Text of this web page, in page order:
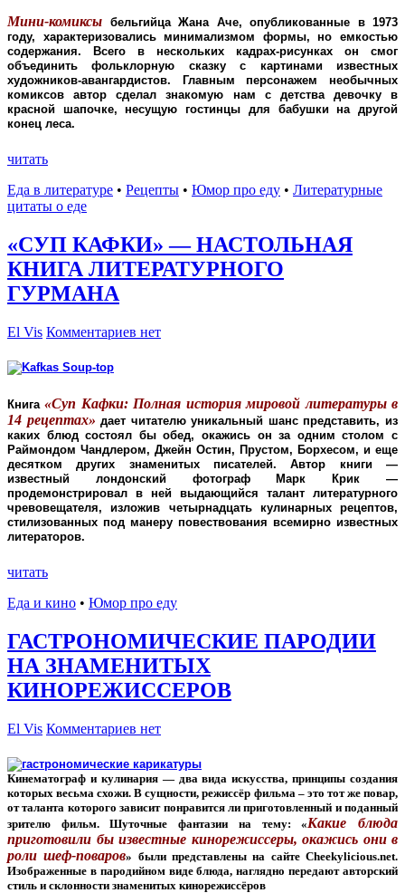
Мини-комиксы бельгийца Жана Аче, опубликованные в 1973
году, характеризовались минимализмом формы, но емкостью
содержания. Всего в нескольких кадрах-рисунках он смог
объединить фольклорную сказку с картинами известных
художников-авангардистов. Главным персонажем необычных
комиксов автор сделал знакомую нам с детства девочку в
красной шапочке, несущую гостинцы для бабушки на другой
конец леса.
читать
Еда в литературе • Рецепты • Юмор про еду • Литературные
цитаты o еде
«СУП КАФКИ» — НАСТОЛЬНАЯ
КНИГА ЛИТЕРАТУРНОГО
ГУРМАНА
El Vis Комментариев нет
Книга«Суп Кафки: Полная история мировой литературы в
14 рецептах» дает читателю уникальный шанс представить, из
каких блюд состоял бы обед, окажись он за одним столом с
Раймондом Чандлером, Джейн Остин, Прустом, Борхесом, и еще
десятком других знаменитых писателей. Автор книги —
известный лондонский фотографМарк Крик —
продемонстрировал в ней выдающийся талант литературного
чревовещателя, изложив четырнадцать кулинарных рецептов,
стилизованных под манеру повествования всемирно известных
литераторов.
читать
Еда и кино • Юмор про еду
ГАСТРОНОМИЧЕСКИЕ ПАРОДИИ
НА ЗНАМЕНИТЫХ
КИНОРЕЖИССЕРОВ
El Vis Комментариев нет
Кинематограф и кулинария — два вида искусства, принципы создания
которых весьма схожи. В сущности, режиссёр фильма – это тот же повар,
от таланта которого зависит понравится ли приготовленный и поданный
зрителю фильм. Шуточные фантазии на тему: «Какие блюда
приготовили бы известные кинорежиссеры, окажись они в
роли шеф-поваров» были представлены на сайте Cheekylicious.net.
Изображенные в пародийном виде блюда, наглядно передают авторский
стиль и склонности знаменитых кинорежиссёров